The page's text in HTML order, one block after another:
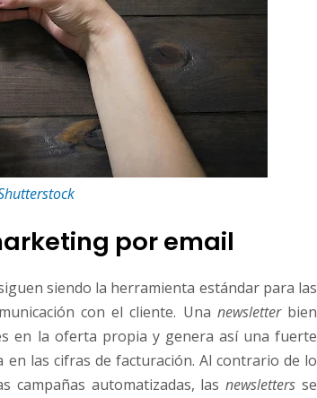
por email
siendo la herramienta estándar para las
con el cliente. Una newsletterbien
en la oferta propia y genera así una fuerte
las cifras de facturación. Al contrario de lo
campañas automatizadas, lasnewsletters se